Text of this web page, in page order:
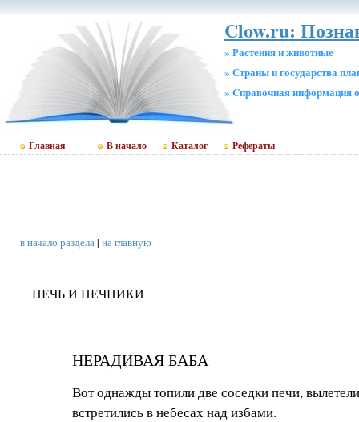
Clow.ru:
» Растения и животные
» Страны и государства
» Cправочная информация
Главная В начало Каталог Рефераты
в начало раздела| на главную
ПЕЧЬ И ПЕЧНИКИ
НЕРАДИВАЯ БАБА
Вот однажды топили две соседки печи,
встретились в небесах над избами.